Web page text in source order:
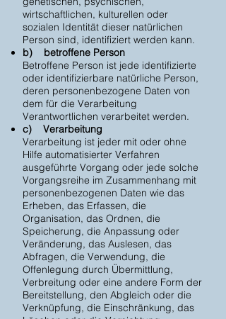
wirtschaftlichen, kulturellen oder
sozialen Identität dieser natürlichen
Person sind, identifiziert werden kann.
b) betroffene Person
Betroffene Person ist jede identifizierte
oder identifizierbare natürliche Person,
deren personenbezogene Daten von
dem für die Verarbeitung
Verantwortlichen verarbeitet werden.
c) Verarbeitung
Verarbeitung ist jeder mit oder ohne
Hilfe automatisierter Verfahren
ausgeführte Vorgang oder jede solche
Vorgangsreihe im Zusammenhang mit
personenbezogenen Daten wie das
Erheben, das Erfassen, die
Organisation, das Ordnen, die
Speicherung, die Anpassung oder
Veränderung, das Auslesen, das
Abfragen, die Verwendung, die
Offenlegung durch Übermittlung,
Verbreitung oder eine andere Form der
Bereitstellung, den Abgleich oder die
Verknüpfung, die Einschränkung, das